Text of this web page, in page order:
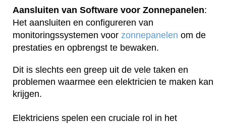
Aansluiten van Software voor Zonnepanelen:
Het aansluiten en configureren van
monitoringssystemen voor zonnepanelen om de
prestaties en opbrengst te bewaken.
Dit is slechts een greep uit de vele taken en
problemen waarmee een elektricien te maken kan
krijgen.
Elektriciens spelen een cruciale rol in het